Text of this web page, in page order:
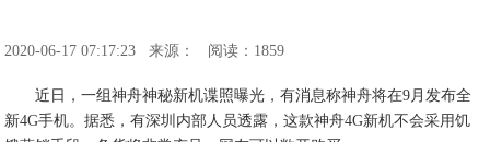
2020-06-17 07:17:23 来源： 阅读：1859
近日，一组神舟神秘新机谍照曝光，有消息称神舟将在9月发布全
新4G手机。据悉，有深圳内部人员透露，这款神舟4G新机不会采用饥